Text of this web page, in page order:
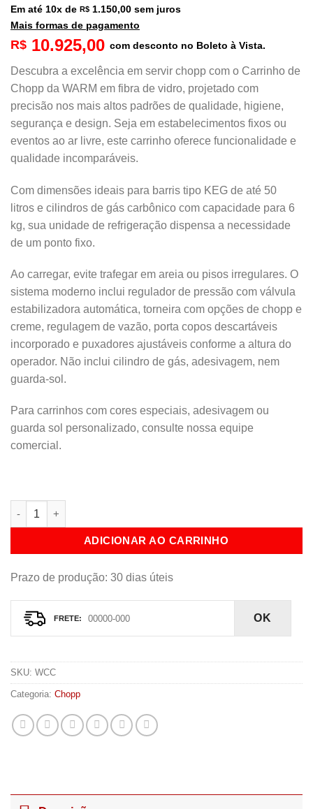
Em até 10x de R$ 1.150,00 sem juros
Mais formas de pagamento
R$ 10.925,00 com desconto no Boleto à Vista.
Descubra a excelência em servir chopp com o Carrinho de
Chopp da WARM em fibra de vidro, projetado com
precisão nos mais altos padrões de qualidade, higiene,
segurança e design. Seja em estabelecimentos fixos ou
eventos ao ar livre, este carrinho oferece funcionalidade e
qualidade incomparáveis.
Com dimensões ideais para barris tipo KEG de até 50
litros e cilindros de gás carbônico com capacidade para 6
kg, sua unidade de refrigeração dispensa a necessidade
de um ponto fixo.
Ao carregar, evite trafegar em areia ou pisos irregulares. O
sistema moderno inclui regulador de pressão com válvula
estabilizadora automática, torneira com opções de chopp e
creme, regulagem de vazão, porta copos descartáveis
incorporado e puxadores ajustáveis conforme a altura do
operador. Não inclui cilindro de gás, adesivagem, nem
guarda-sol.
Para carrinhos com cores especiais, adesivagem ou
guarda sol personalizado, consulte nossa equipe
comercial.
Carrinho para Servir Chopp quantidade
ADICIONAR AO CARRINHO
Prazo de produção: 30 dias úteis
OK
SKU: WCC
Categoria: Chopp